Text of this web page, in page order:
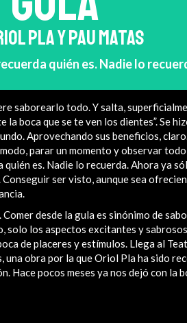
PLA Y PAU MATAS
quién es. Nadie lo
saborearlo todo. Y salta,
la boca que se te ven los dientes”. Se
Aprovechando sus beneficios,
parar un momento y observar
quién es. Nadie lo recuerda. Ahora ya
Conseguir ser visto, aunque sea
desde la gula es sinónimo de
solo los aspectos excitantes y
de placeres y estímulos. Llega al
una obra por la que Oriol Pla ha sido
Hace pocos meses ya nos dejó con la